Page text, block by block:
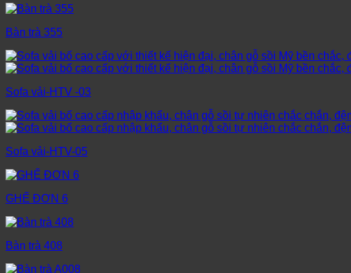
Bàn trà 355
Sofa vải-HTV -03
Sofa vải-HTV-05
GHẾ ĐƠN 6
Bàn trà 408